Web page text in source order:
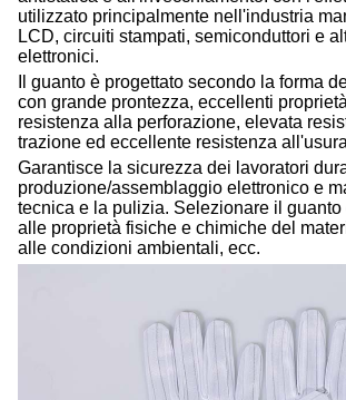
utilizzato principalmente nell'industria
LCD, circuiti stampati, semiconduttori e
elettronici.
Il guanto è progettato secondo la forma
con grande prontezza, eccellenti
resistenza alla perforazione, elevata
trazione ed eccellente resistenza
Garantisce la sicurezza dei lavoratori
produzione/assemblaggio elettronico e
tecnica e la pulizia. Selezionare il
alle proprietà fisiche e chimiche del
alle condizioni ambientali, ecc.